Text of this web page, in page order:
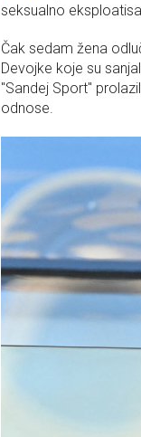
seksualno
Čak sedam žena
Devojke koje su
"Sandej Sport"
odnose.